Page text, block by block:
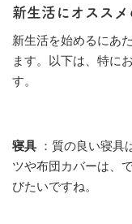
新生活にオススメ
新生活を始めるにあ
ます。以下は、特に
す。
寝具 ：質の良い寝具
ツや布団カバーは、
びたいですね。